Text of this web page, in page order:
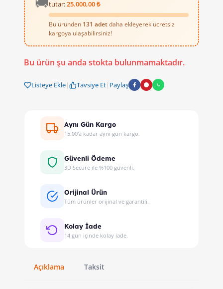
tutar:25.000,00 ₺
Bu üründen 131 adetdaha ekleyerek ücretsiz
kargoya ulaşabilirsiniz!
Bu ürün şu anda stokta bulunmamaktadır.
Listeye Ekle| Tavsiye Et| Paylaş
Aynı Gün Kargo
15:00'a kadar aynı gün kargo.
Güvenli Ödeme
3D Secure ile %100 güvenli.
Orijinal Ürün
Tüm ürünler orijinal ve garantili.
Kolay İade
14 gün içinde kolay iade.
Açıklama Taksit